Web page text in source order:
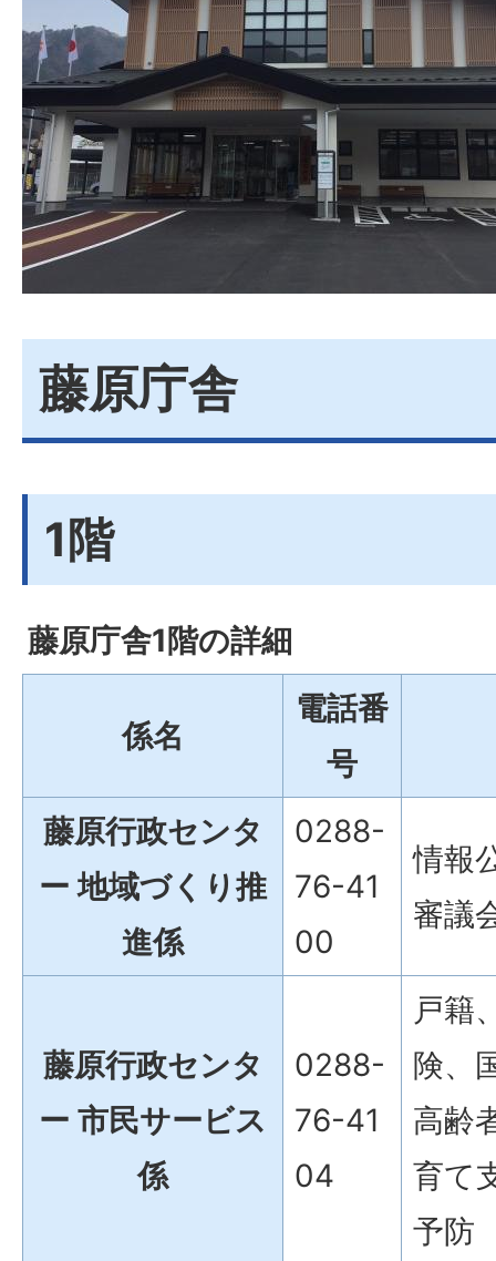
藤原庁舎
1階
藤原庁舎1階の詳細
係名
電話番
号
藤原行政センタ
ー 地域づくり推
進係
0288-
76-41
00
情報
審議
藤原行政センタ
ー 市民サービス
係
0288-
76-41
04
戸籍
険、
高齢
育て
予防